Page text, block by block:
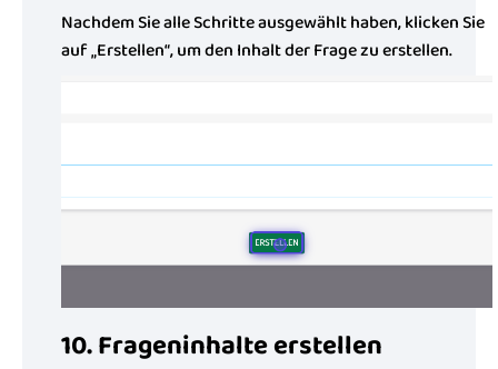
Nachdem Sie alle Schritte ausgewählt haben, klicken Sie
auf „Erstellen“, um den Inhalt der Frage zu erstellen.
10. Frageninhalte erstellen